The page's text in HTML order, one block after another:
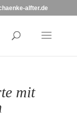
alfter.de
mit